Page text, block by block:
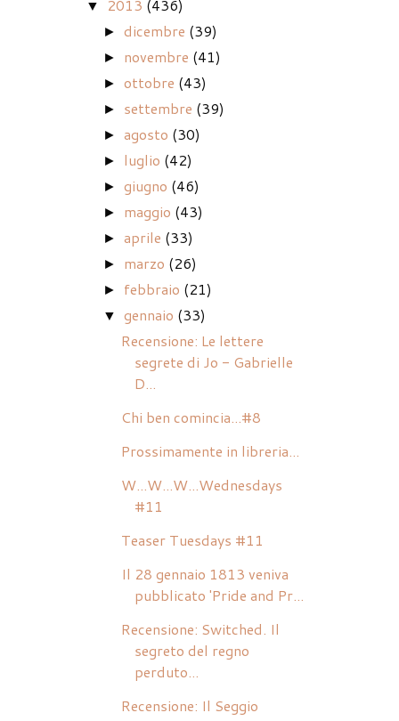
▼ 2013 (436)
►dicembre (39)
► novembre (41)
►ottobre (43)
► settembre (39)
►agosto (30)
► luglio (42)
►giugno (46)
► maggio (43)
►aprile (33)
► marzo (26)
► febbraio (21)
▼ gennaio (33)
Recensione: Le lettere
segrete di Jo - Gabrielle
D...
Chi ben comincia...#8
Prossimamente in libreria...
W...W...W...Wednesdays
#11
Teaser Tuesdays #11
Il 28 gennaio 1813 veniva
pubblicato 'Pride and Pr...
Recensione: Switched. Il
segreto del regno
perduto...
Recensione: Il Seggio